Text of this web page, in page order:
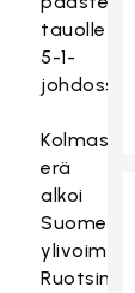
tauolle
5-1-
johdossa.
Kolmas
erä
alkoi
Suomen
ylivoimalla
Ruotsin